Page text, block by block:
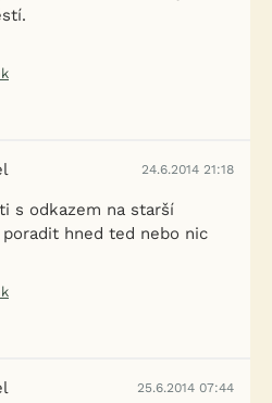
24.6.2014 21:18
s odkazem na starší
hned ted nebo nic
25.6.2014 07:44